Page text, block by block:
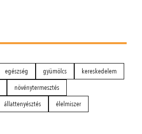
egészség gyümölcs
kereskedelem
növénytermesztés
állattenyésztés élelmiszer